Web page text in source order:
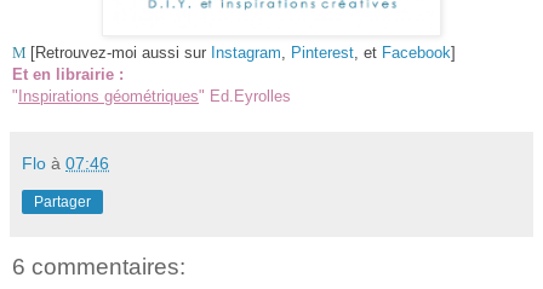
M [Retrouvez-moi aussi sur Instagram Pinterest , et Facebook]
Et en librairie :
" Inspirations géométriques" Ed.Eyrolles
Flo à 07:46
Partager
6 commentaires: